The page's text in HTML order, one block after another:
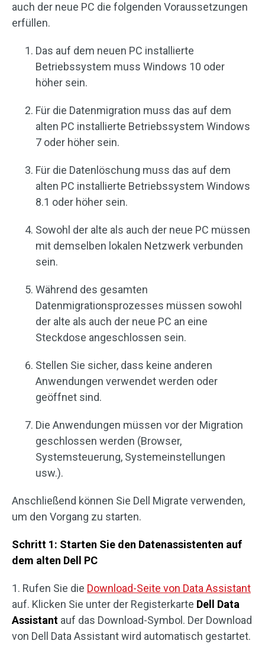
auch der neue PC die folgenden Voraussetzungen
erfüllen.
Das auf dem neuen PC installierte
Betriebssystem muss Windows 10 oder
höher sein.
Für die Datenmigration muss das auf dem
alten PC installierte Betriebssystem Windows
7 oder höher sein.
Für die Datenlöschung muss das auf dem
alten PC installierte Betriebssystem Windows
8.1 oder höher sein.
Sowohl der alte als auch der neue PC müssen
mit demselben lokalen Netzwerk verbunden
sein.
Während des gesamten
Datenmigrationsprozesses müssen sowohl
der alte als auch der neue PC an eine
Steckdose angeschlossen sein.
Stellen Sie sicher, dass keine anderen
Anwendungen verwendet werden oder
geöffnet sind.
Die Anwendungen müssen vor der Migration
geschlossen werden (Browser,
Systemsteuerung, Systemeinstellungen
usw.).
Anschließend können Sie Dell Migrate verwenden,
um den Vorgang zu starten.
Schritt 1: Starten Sie den Datenassistenten auf
dem alten Dell PC
1. Rufen Sie die Download-Seite von Data Assistant
auf. Klicken Sie unter der Registerkarte Dell Data
Assistant auf das Download-Symbol. Der Download
von Dell Data Assistant wird automatisch gestartet.